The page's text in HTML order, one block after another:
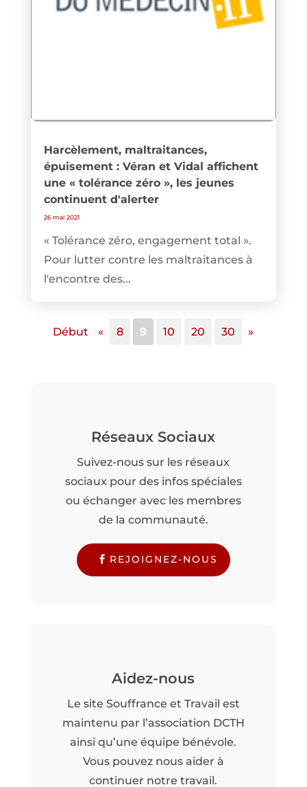
Harcèlement, maltraitances,
épuisement : Véran et Vidal affichent
une « tolérance zéro », les jeunes
continuent d'alerter
26 mai 2021
« Tolérance zéro, engagement total ».
Pour lutter contre les maltraitances à
l'encontre des...
Début « 8 9 10 20 30 »
Réseaux Sociaux
Suivez-nous sur les réseaux
sociaux pour des infos spéciales
ou échanger avec les membres
de la communauté.
REJOIGNEZ-NOUS
Aidez-nous
Le site Souffrance et Travail est
maintenu par l’association DCTH
ainsi qu’une équipe bénévole.
Vous pouvez nous aider à
continuer notre travail.